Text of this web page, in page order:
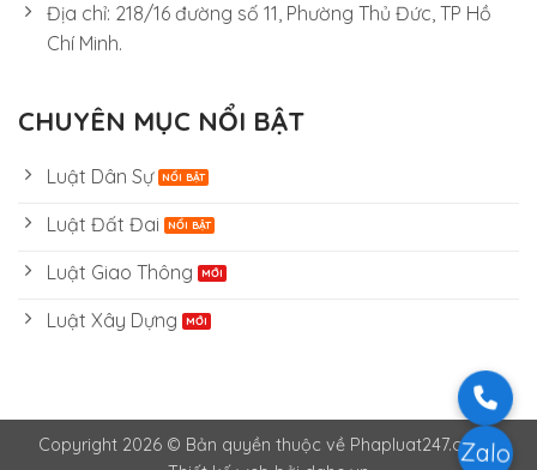
Địa chỉ: 218/16 đường số 11, Phường Thủ Đức, TP Hồ
Chí Minh.
CHUYÊN MỤC NỔI BẬT
Luật Dân Sự
Luật Đất Đai
Luật Giao Thông
Luật Xây Dựng
Copyright 2026 © Bản quyền thuộc về Phapluat247.com -
Zalo